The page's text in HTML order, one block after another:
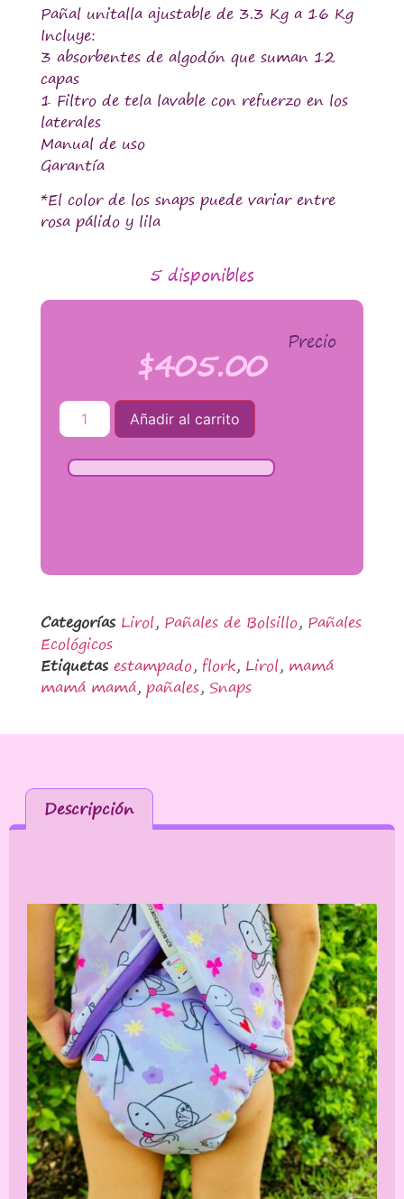
Pañal unitalla ajustable de 3.3 Kg a 16 Kg
Incluye:
3 absorbentes de algodón que suman 12
capas
1 Filtro de tela lavable con refuerzo en los
laterales
Manual de uso
Garantía
*El color de los snaps puede variar entre
rosa pálido y lila
5 disponibles
Precio
$405.00
Añadir al carrito
Categorías Lirol, Pañales de Bolsillo, Pañales
Ecológicos
Etiquetas estampado, flork, Lirol, mamá
mamá mamá, pañales, Snaps
Descripción